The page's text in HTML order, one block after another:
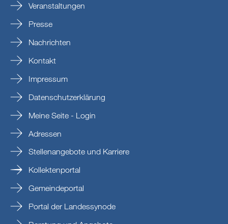
Veranstaltungen
Presse
Nachrichten
Kontakt
Impressum
Datenschutzerklärung
Meine Seite - Login
Adressen
Stellenangebote und Karriere
Kollektenportal
Gemeindeportal
Portal der Landessynode